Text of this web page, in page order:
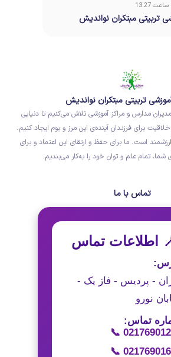
تربیتی مبتکران نواندیش
تربیتی مبتکران نواندیش
مدارس و مراکز آموزشی تلاش می‌کنیم تا دنیایی
برای فرزندان آینده‌ی این مرز و بوم ایجاد کنیم.
است. ما برای حفظ و ارتقای این اعتماد و برای
شما، تمام علم و توان خود را به‌کار می‌بندیم.
تماس با ما
اطلاعات تماس
- پردیس - فاز یک -
نورو
تماس:
📞
📞